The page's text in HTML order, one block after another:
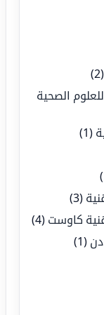
(2)
الصحية
(1)
(3)
كاوست (4)
(1)